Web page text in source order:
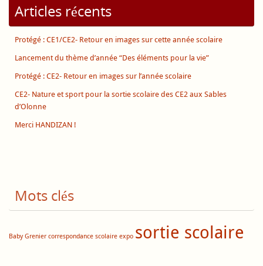
Articles récents
Protégé : CE1/CE2- Retour en images sur cette année scolaire
Lancement du thème d’année “Des éléments pour la vie”
Protégé : CE2- Retour en images sur l’année scolaire
CE2- Nature et sport pour la sortie scolaire des CE2 aux Sables
d’Olonne
Merci HANDIZAN !
Mots clés
Baby Grenier correspondance scolaire expo sortie scolaire